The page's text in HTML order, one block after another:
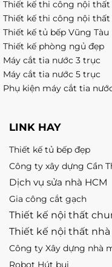
Thiết kế thi công nội
Thiết kế thi công nội
Thiết kế tủ bếp Vũng Tàu
Thiết kế phòng ngủ đẹp
Máy cắt tia nước 3 trục
Máy cắt tia nước 5 trục
Phụ kiện máy cắt tia
LINK HAY
Thiết kế tủ bếp đẹp
Công ty xây dựng Cần
Dịch vụ sửa nhà HCM
Gia công cắt gạch
Thiết kế nội thất
Thiết kế nội thất
Công ty Xây dựng nhà
Robot Hút bụi